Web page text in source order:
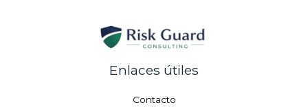
Enlaces útiles
Contacto